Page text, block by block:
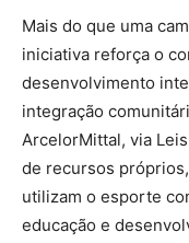
Mais do que uma
iniciativa reforça o
desenvolvimento
integração
ArcelorMittal, via
de recursos
utilizam o esporte
educação e